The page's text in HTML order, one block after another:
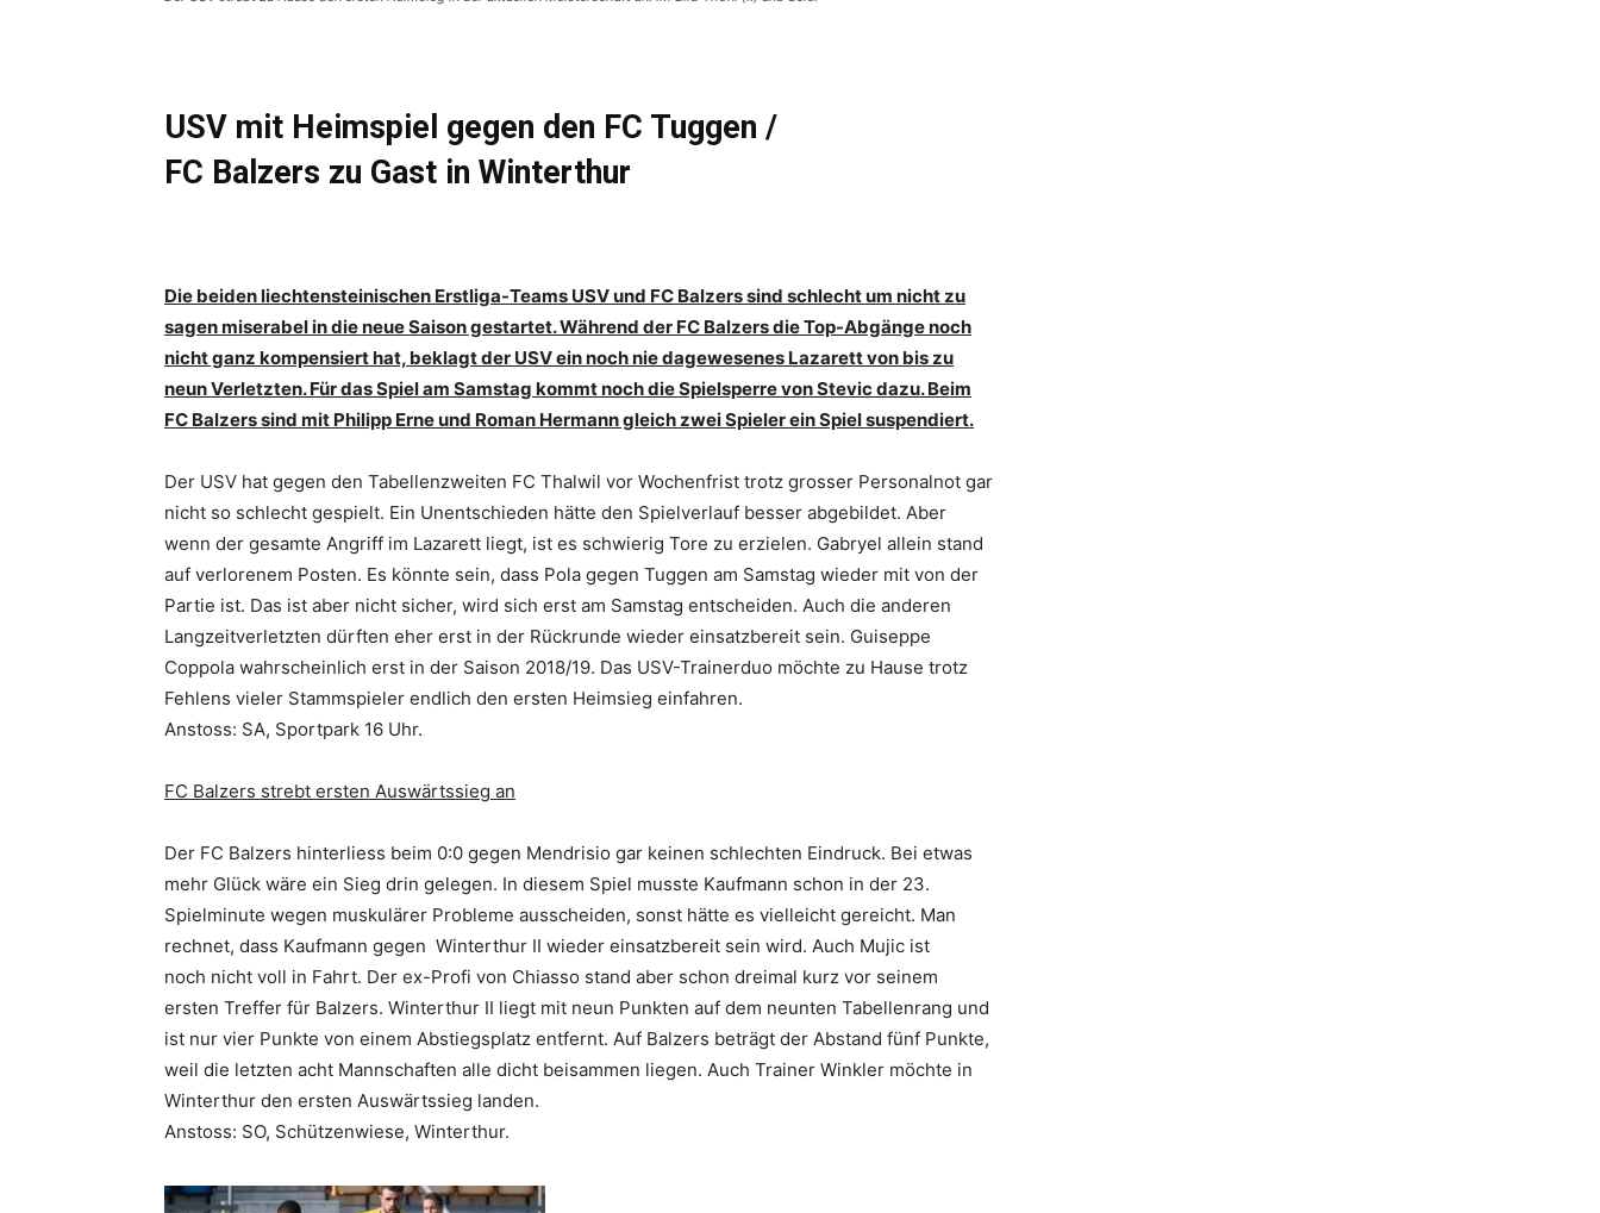
USV mit Heimspiel gegen den FC Tuggen /
FC Balzers zu Gast in Winterthur
Die beiden liechtensteinischen Erstliga-Teams USV und FC Balzers sind schlecht um nicht zu
sagen miserabel in die neue Saison gestartet. Während der FC Balzers die Top-Abgänge noch
nicht ganz kompensiert hat, beklagt der USV ein noch nie dagewesenes Lazarett von bis zu
neun Verletzten. Für das Spiel am Samstag kommt noch die Spielsperre von Stevic dazu. Beim
FC Balzers sind mit Philipp Erne und Roman Hermann gleich zwei Spieler ein Spiel suspendiert.
Der USV hat gegen den Tabellenzweiten FC Thalwil vor Wochenfrist trotz grosser Personalnot gar
nicht so schlecht gespielt. Ein Unentschieden hätte den Spielverlauf besser abgebildet. Aber
wenn der gesamte Angriff im Lazarett liegt, ist es schwierig Tore zu erzielen. Gabryel allein stand
auf verlorenem Posten. Es könnte sein, dass Pola gegen Tuggen am Samstag wieder mit von der
Partie ist. Das ist aber nicht sicher, wird sich erst am Samstag entscheiden. Auch die anderen
Langzeitverletzten dürften eher erst in der Rückrunde wieder einsatzbereit sein. Guiseppe
Coppola wahrscheinlich erst in der Saison 2018/19. Das USV-Trainerduo möchte zu Hause trotz
Fehlens vieler Stammspieler endlich den ersten Heimsieg einfahren.
Anstoss: SA, Sportpark 16 Uhr.
FC Balzers strebt ersten Auswärtssieg an
Der FC Balzers hinterliess beim 0:0 gegen Mendrisio gar keinen schlechten Eindruck. Bei etwas
mehr Glück wäre ein Sieg drin gelegen. In diesem Spiel musste Kaufmann schon in der 23.
Spielminute wegen muskulärer Probleme ausscheiden, sonst hätte es vielleicht gereicht. Man
rechnet, dass Kaufmann gegen Winterthur II wieder einsatzbereit sein wird. Auch Mujic ist
noch nicht voll in Fahrt. Der ex-Profi von Chiasso stand aber schon dreimal kurz vor seinem
ersten Treffer für Balzers. Winterthur II liegt mit neun Punkten auf dem neunten Tabellenrang und
ist nur vier Punkte von einem Abstiegsplatz entfernt. Auf Balzers beträgt der Abstand fünf Punkte,
weil die letzten acht Mannschaften alle dicht beisammen liegen. Auch Trainer Winkler möchte in
Winterthur den ersten Auswärtssieg landen.
Anstoss: SO, Schützenwiese, Winterthur.